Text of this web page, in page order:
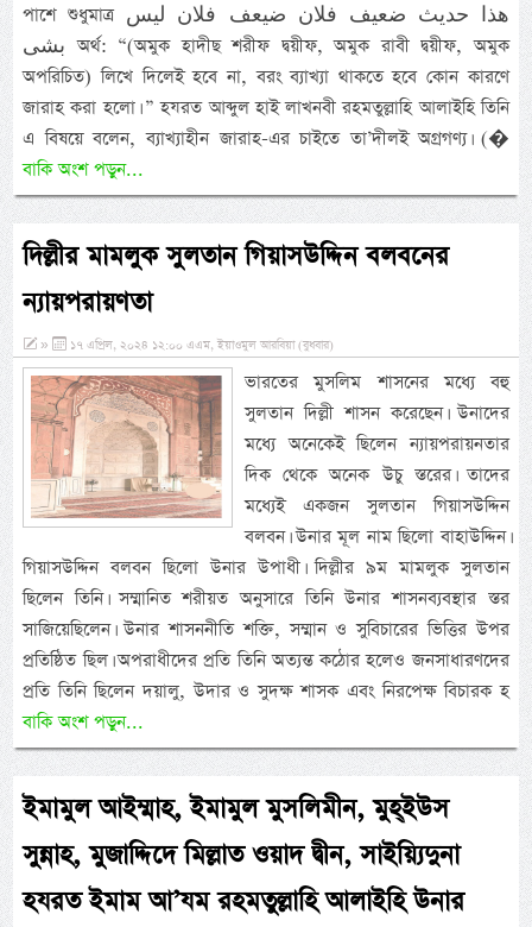
পাশে শুধুমাত্র هذا حديث ضعيف فلان ضيعف فلان ليس
بشى অর্থ: “(অমুক হাদীছ শরীফ দ্বয়ীফ, অমুক রাবী দ্বয়ীফ, অমুক
অপরিচিত) লিখে দিলেই হবে না, বরং ব্যাখ্যা থাকতে হবে কোন কারণে
জারাহ করা হলো। ” হযরত আব্দুল হাই লাখনবী রহমতুল্লাহি আলাইহি তিনি
এ বিষয়ে বলেন, ব্যাখ্যাহীন জারাহ-এর চাইতে তা’দীলই অগ্রগণ্য। (�
বাকি অংশ পড়ুন...
দিল্লীর মামলুক সুলতান গিয়াসউদ্দিন বলবনের
ন্যায়পরায়ণতা
» ১৭ এপ্রিল, ২০২৪ ১২:০০ এএম, ইয়াওমুল আরবিয়া (বুধবার)
ভারতের মুসলিম শাসনের মধ্যে বহু
সুলতান দিল্লী শাসন করেছেন। উনাদের
মধ্যে অনেকেই ছিলেন ন্যায়পরায়নতার
দিক থেকে অনেক উচু স্তরের। তাদের
মধ্যেই একজন সুলতান গিয়াসউদ্দিন
বলবন। উনার মূল নাম ছিলো বাহাউদ্দিন।
গিয়াসউদ্দিন বলবন ছিলো উনার উপাধী। দিল্লীর ৯ম মামলুক সুলতান
ছিলেন তিনি। সম্মানিত শরীয়ত অনুসারে তিনি উনার শাসনব্যবস্থার স্তর
সাজিয়েছিলেন। উনার শাসননীতি শক্তি, সম্মান ও সুবিচারের ভিত্তির উপর
প্রতিষ্ঠিত ছিল। অপরাধীদের প্রতি তিনি অত্যন্ত কঠোর হলেও জনসাধারণদের
প্রতি তিনি ছিলেন দয়ালু, উদার ও সুদক্ষ শাসক এবং নিরপেক্ষ বিচারক হ
বাকি অংশ পড়ুন...
ইমামুল আইম্মাহ, ইমামুল মুসলিমীন, মুহ্ইউস
সুন্নাহ, মুজাদ্দিদে মিল্লাত ওয়াদ দ্বীন, সাইয়্যিদুনা
হযরত ইমাম আ’যম রহমতুল্লাহি আলাইহি উনার